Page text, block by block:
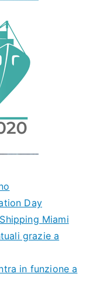
Day
Miami
grazie a
in funzione a